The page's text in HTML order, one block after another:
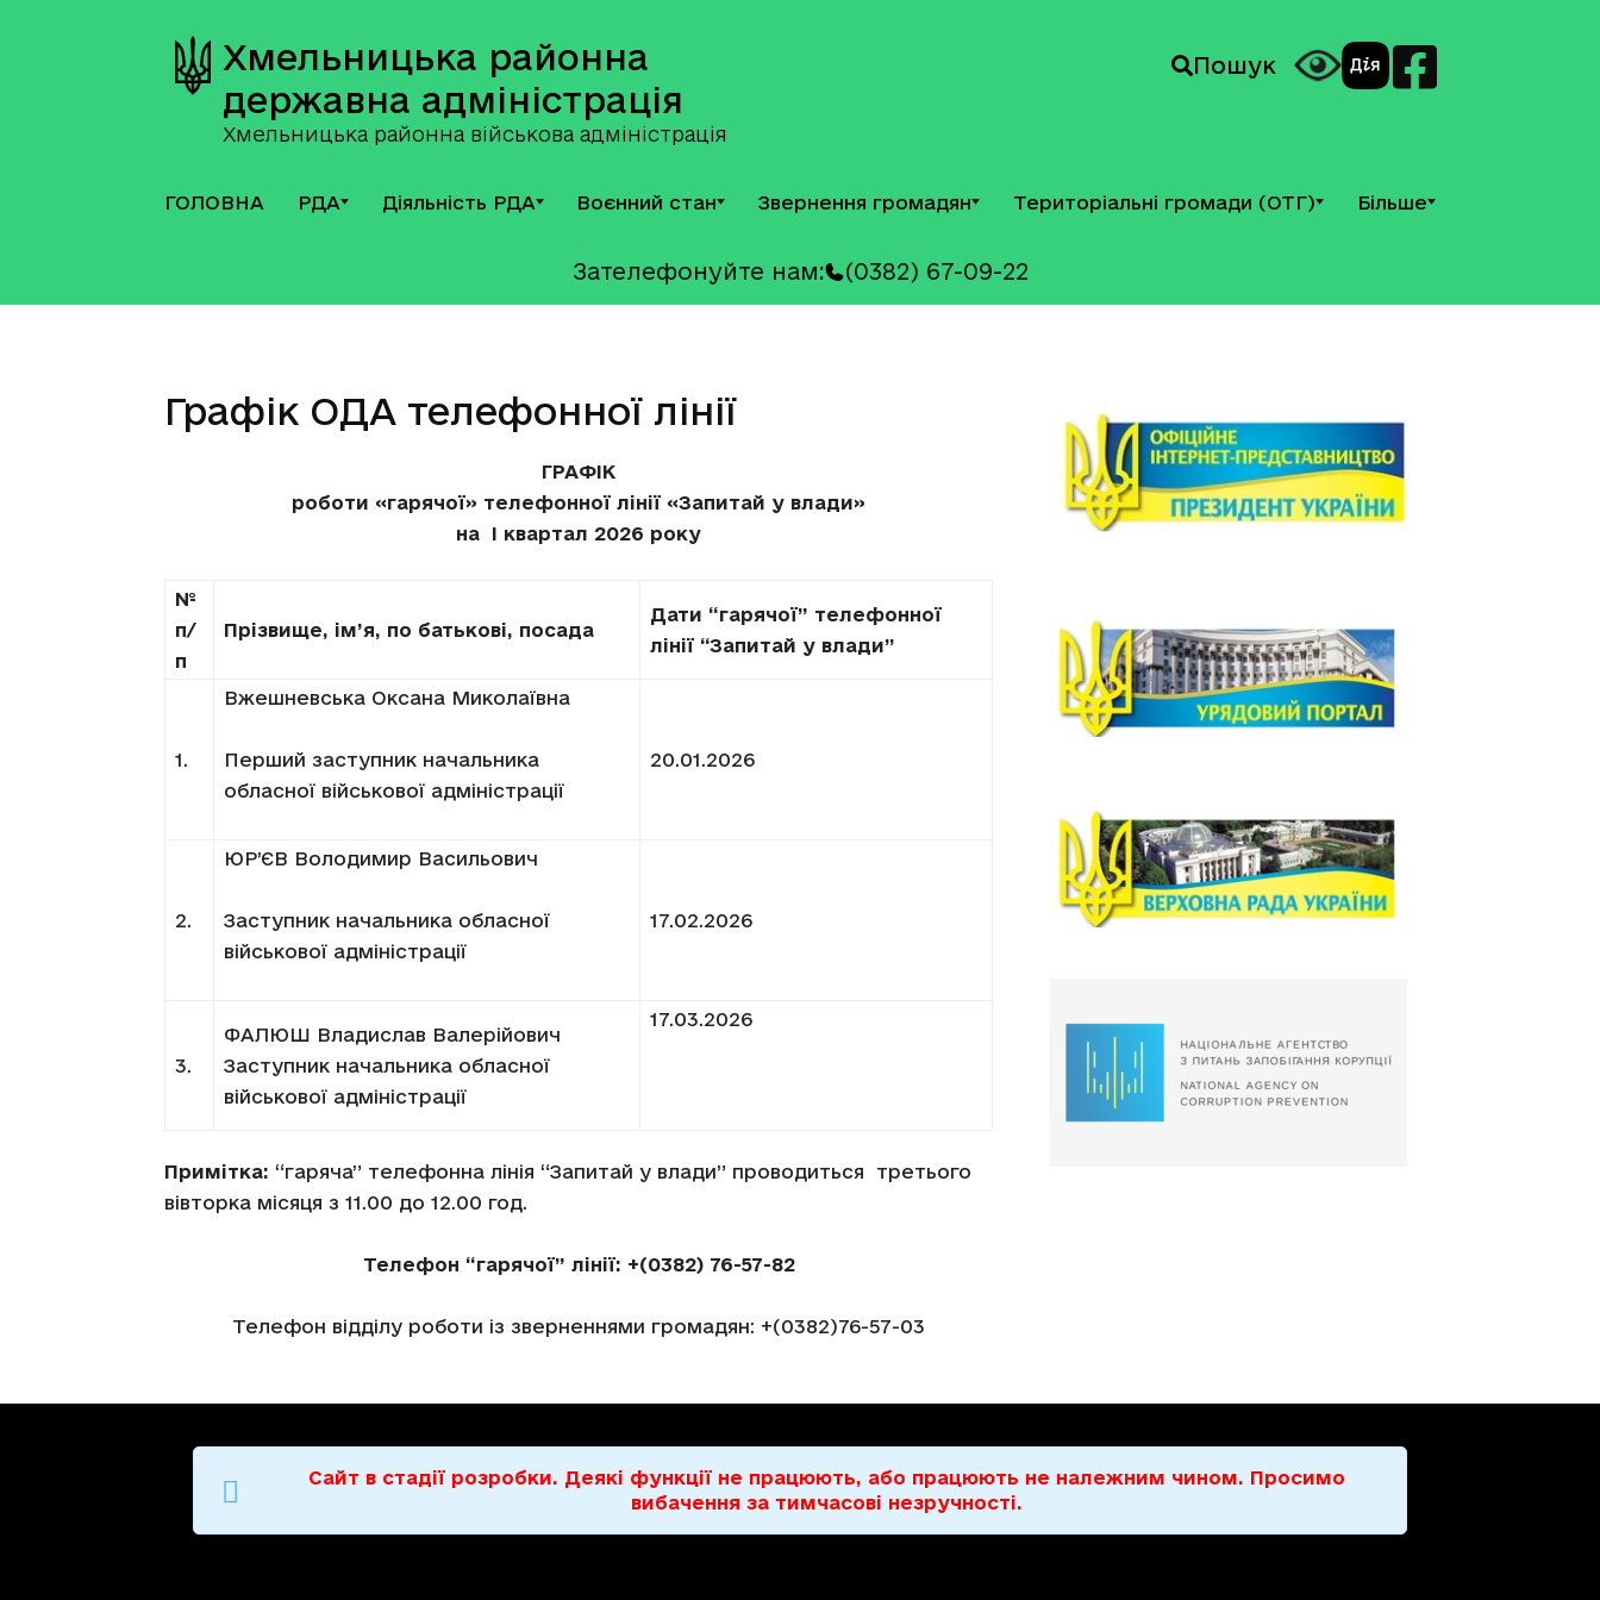
Хмельницька районна
державна адміністрація
Хмельницька районна військова адміністрація
Пошук
ГОЛОВНА РДА Діяльність РДА Воєнний стан Звернення громадян Територіальні громади (ОТГ) Більше
Зателефонуйте нам: (0382) 67-09-22
Графік ОДА телефонної лінії
ГРАФІК
роботи «гарячої» телефонної лінії «Запитай у влади»
на I квартал 2026 року
№
п/
п
Прізвище, ім’я, по батькові, посада
Дати “гарячої” телефонної
лінії “Запитай у влади”
1.
Вжешневська Оксана Миколаївна
Перший заступник начальника
обласної військової адміністрації
20.01.2026
2.
ЮР’ЄВ Володимир Васильович
Заступник начальника обласної
військової адміністрації
17.02.2026
3.
ФАЛЮШ Владислав Валерійович
Заступник начальника обласної
військової адміністрації
17.03.2026
Примітка: “гаряча” телефонна лінія “Запитай у влади” проводиться третього
вівторка місяця з 11.00 до 12.00 год.
Телефон “гарячої” лінії: +(0382) 76-57-82
Телефон відділу роботи із зверненнями громадян: +(0382)76-57-03
Сайт в стадії розробки. Деякі функції не працюють, або працюють не належним чином. Просимо
вибачення за тимчасові незручності.